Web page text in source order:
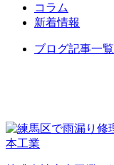
コラム
新着情報
ブログ記事一覧